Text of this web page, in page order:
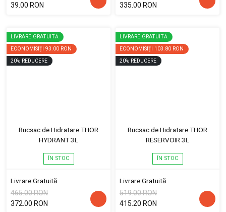
39.00 RON
335.00 RON
LIVRARE GRATUITĂ
ECONOMISIȚI 93.00 RON
20% REDUCERE
Rucsac de Hidratare THOR
HYDRANT 3L
ÎN STOC
Livrare Gratuită
465.00 RON
372.00 RON
LIVRARE GRATUITĂ
ECONOMISIȚI 103.80 RON
20% REDUCERE
Rucsac de Hidratare THOR
RESERVOIR 3L
ÎN STOC
Livrare Gratuită
519.00 RON
415.20 RON